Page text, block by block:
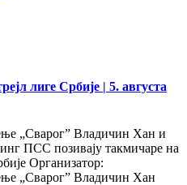
лиге Србије | 5. августа
„Сварог” Владичин Хан и
ПСС позивају такмичаре на
Организатор:
„Сварог” Владичин Хан